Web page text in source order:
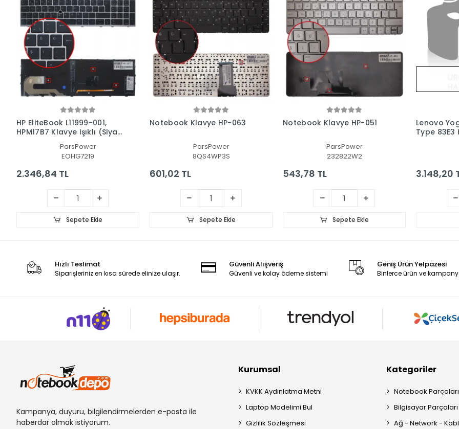
HP EliteBook L11999-001,
HPM17B7 Klavye Işıklı (Siyah
ParsPower
EOHG7219
2.346,84 TL
Sepete Ekle
Notebook Klavye HP-063
ParsPower
8QS4WP3S
601,02 TL
Sepete Ekle
Notebook Klavye HP-051
ParsPower
232822W2
543,78 TL
Sepete Ekle
Lenovo
Type 83E3
3.148,20
Hızlı Teslimat
Siparişleriniz en kısa sürede elinize ulaşır.
Güvenli Alışveriş
Güvenli ve kolay ödeme sistemi
Geniş Ürün Yelpazesi
Binlerce ürün ve
Kampanya, duyuru, bilgilendirmelerden e-posta ile
haberdar olmak istiyorum.
Kurumsal
KVKK Aydınlatma Metni
Laptop Modelimi Bul
Gizlilik Sözleşmesi
Kategoriler
Notebook Parçaları
Bilgisayar Parçaları
Ağ - Network -